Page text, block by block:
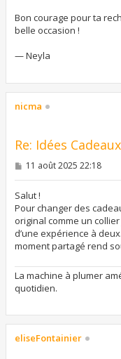
Bon courage pour ta
belle occasion !
— Neyla
nicma
Re: Idées
M
s
s
a
g
e
11 août 2025 22:18
Salut !
Pour changer des
original comme un
d’une expérience à
moment partagé rend
La machine à plumer
quotidien.
eliseFontainier